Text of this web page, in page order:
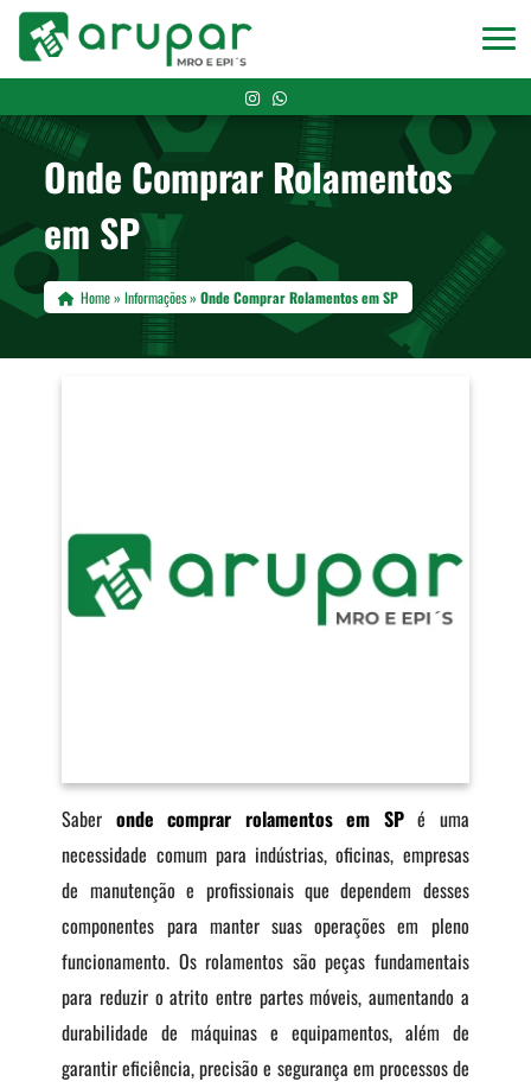
Onde Comprar Rolamentos
em SP
Home»Informações»Onde Comprar Rolamentos em SP
Saber onde comprar rolamentos em SPé uma
necessidade comum para indústrias, oficinas, empresas
de manutenção e profissionais que dependem desses
componentes para manter suas operações em pleno
funcionamento. Os rolamentos são peças fundamentais
para reduzir o atrito entre partes móveis, aumentando a
durabilidade de máquinas e equipamentos, além de
garantir eficiência, precisão e segurança em processos de